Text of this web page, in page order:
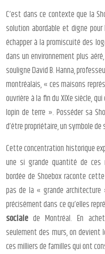
C’est dans ce contexte que la
solution abordable et digne
échapper à la promiscuité des
dans un environnement plus
souligne David B. Hanna,
montréalais, « ces maisons
ouvrière à la fin du XIXe siècle,
lopin de terre ». Posséder sa
d’être propriétaire, un symbole
Cette concentration historique
une si grande quantité de ces
bordée de Shoebox raconte
pas de la « grande architecture
précisément dans ce qu’elles
socialede Montréal. En
seulement des murs, on devient
ces milliers de familles qui ont